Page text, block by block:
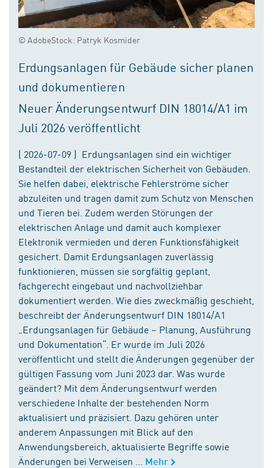
© AdobeStock: Patryk Kosmider
Erdungsanlagen für Gebäude sicher planen
und dokumentieren
Neuer Änderungsentwurf DIN 18014/A1 im
Juli 2026 veröffentlicht
( 2026-07-09 ) Erdungsanlagen sind ein wichtiger
Bestandteil der elektrischen Sicherheit von Gebäuden.
Sie helfen dabei, elektrische Fehlerströme sicher
abzuleiten und tragen damit zum Schutz von Menschen
und Tieren bei. Zudem werden Störungen der
elektrischen Anlage und damit auch komplexer
Elektronik vermieden und deren Funktionsfähigkeit
gesichert. Damit Erdungsanlagen zuverlässig
funktionieren, müssen sie sorgfältig geplant,
fachgerecht eingebaut und nachvollziehbar
dokumentiert werden. Wie dies zweckmäßig geschieht,
beschreibt der Änderungsentwurf DIN 18014/A1
„Erdungsanlagen für Gebäude – Planung, Ausführung
und Dokumentation“. Er wurde im Juli 2026
veröffentlicht und stellt die Änderungen gegenüber der
gültigen Fassung vom Juni 2023 dar. Was wurde
geändert? Mit dem Änderungsentwurf werden
verschiedene Inhalte der bestehenden Norm
aktualisiert und präzisiert. Dazu gehören unter
anderem Anpassungen mit Blick auf den
Anwendungsbereich, aktualisierte Begriffe sowie
Änderungen bei Verweisen ...
Mehr